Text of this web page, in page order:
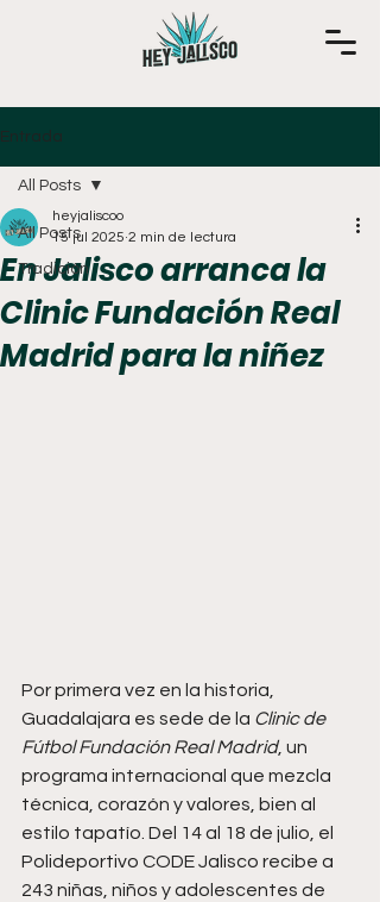
Entrada
All Posts
Tradición
All Posts
En Jalisco arranca la
Clinic Fundación Real
Madrid para la niñez
heyjaliscoo
15 jul 2025 2 min de lectura
Por primera vez en la historia,
Guadalajara es sede de la Clinic de
Fútbol Fundación Real Madrid, un
programa internacional que mezcla
técnica, corazón y valores, bien al
estilo tapatío. Del 14 al 18 de julio, el
Polideportivo CODE Jalisco recibe a
243 niñas, niños y adolescentes de